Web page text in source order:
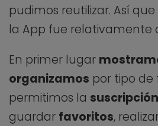
pudimos reutilizar. Así
la App fue relativamente
En primer lugar
organizamos por tipo de
permitimos la suscripción
guardar favoritos,